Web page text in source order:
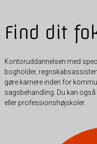
Find dit
Kontoruddannelsen med
bogholder,
gøre karriere inden for
sagsbehandling. Du kan
eller professionshøjskoler.